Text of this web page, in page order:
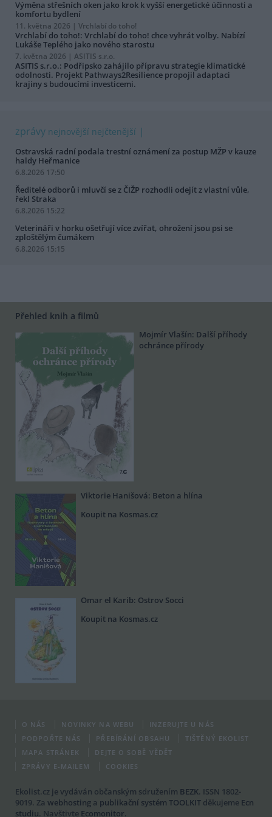
Výměna střešních oken jako krok k vyšší energetické účinnosti a
komfortu bydlení
11. května 2026 | Vrchlabí do toho!
Vrchlabí do toho!: Vrchlabí do toho! chce vyhrát volby. Nabízí
Lukáše Teplého jako nového starostu
7. května 2026 | ASITIS s.r.o.
ASITIS s.r.o.: Podřipsko zahájilo přípravu strategie klimatické
odolnosti. Projekt Pathways2Resilience propojil adaptaci
krajiny s budoucími investicemi.
zprávy nejnovější nejčtenější
Ostravská radní podala trestní oznámení za postup MŽP v kauze
haldy Heřmanice
6.8.2026 17:50
Ředitelé odborů i mluvčí se z ČIŽP rozhodli odejít z vlastní vůle,
řekl Straka
6.8.2026 15:22
Veterináři v horku ošetřují více zvířat, ohrožení jsou psi se
zploštělým čumákem
6.8.2026 15:15
Přehled knih a filmů
Mojmír Vlašín: Další příhody
ochránce přírody
Viktorie Hanišová: Beton a hlína
Koupit na Kosmas.cz
Omar el Karib: Ostrov Socci
Koupit na Kosmas.cz
O NÁS NOVINKY NA WEBU
INZERUJTE U NÁS
PODPOŘTE NÁS
PŘEBÍRÁNÍ OBSAHU
TIŠTĚNÝ EKOLIST
MAPA STRÁNEK
DEJTE O SOBĚ VĚDĚT
ZPRÁVY E-MAILEM
COOKIES
Ekolist.cz je vydáván občanským sdružením BEZK. ISSN 1802-
9019. Za webhosting a publikační systém TOOLKIT děkujeme Ecn
studiu. Navštivte Ecomonitor.